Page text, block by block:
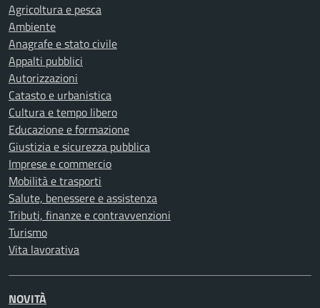
Agricoltura e pesca
Ambiente
Anagrafe e stato civile
Appalti pubblici
Autorizzazioni
Catasto e urbanistica
Cultura e tempo libero
Educazione e formazione
Giustizia e sicurezza pubblica
Imprese e commercio
Mobilità e trasporti
Salute, benessere e assistenza
Tributi, finanze e contravvenzioni
Turismo
Vita lavorativa
NOVITÀ